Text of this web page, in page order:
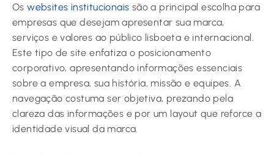
Oswebsites institucionais são a principal escolha para
empresas que desejam apresentar sua marca,
serviços e valores ao público lisboeta e internacional.
Este tipo de site enfatiza o posicionamento
corporativo, apresentando informações essenciais
sobre a empresa, sua história, missão e equipes. A
navegação costuma ser objetiva, prezando pela
clareza das informações e por um layout que reforce a
identidade visual da marca.